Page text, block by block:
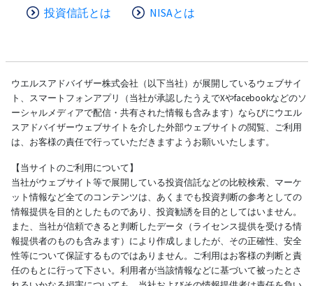
投資信託とは NISAとは
ウエルスアドバイザー株式会社（以下当社）が展開しているウェブサイ
ト、スマートフォンアプリ（当社が承認したうえでXやfacebookなどのソ
ーシャルメディアで配信・共有された情報も含みます）ならびにウエル
スアドバイザーウェブサイトを介した外部ウェブサイトの閲覧、ご利用
は、お客様の責任で行っていただきますようお願いいたします。
【当サイトのご利用について】
当社がウェブサイト等で展開している投資信託などの比較検索、マーケ
ット情報など全てのコンテンツは、あくまでも投資判断の参考としての
情報提供を目的としたものであり、投資勧誘を目的としてはいません。
また、当社が信頼できると判断したデータ（ライセンス提供を受ける情
報提供者のものも含みます）により作成しましたが、その正確性、安全
性等について保証するものではありません。ご利用はお客様の判断と責
任のもとに行って下さい。利用者が当該情報などに基づいて被ったとさ